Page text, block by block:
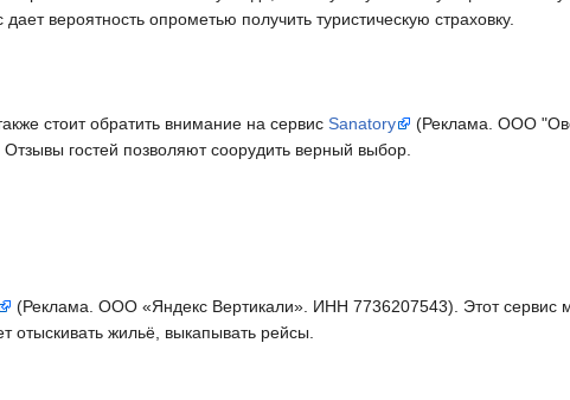
вероятность опрометью получить туристическую страховку.
стоит обратить внимание на сервис Sanatory
(Реклама. ООО
гостей позволяют соорудить верный выбор.
(Реклама. ООО «Яндекс Вертикали». ИНН 7736207543). Этот сервис
отыскивать жильё, выкапывать рейсы.